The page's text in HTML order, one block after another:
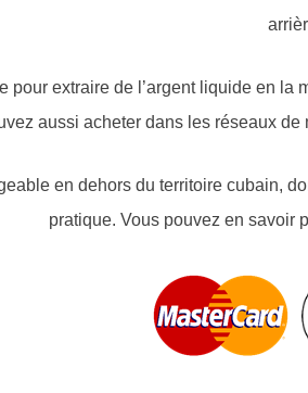
pour extraire de l’argent liquide en
aussi acheter dans les réseaux
en dehors du territoire cubain,
pratique. Vous pouvez en savoir